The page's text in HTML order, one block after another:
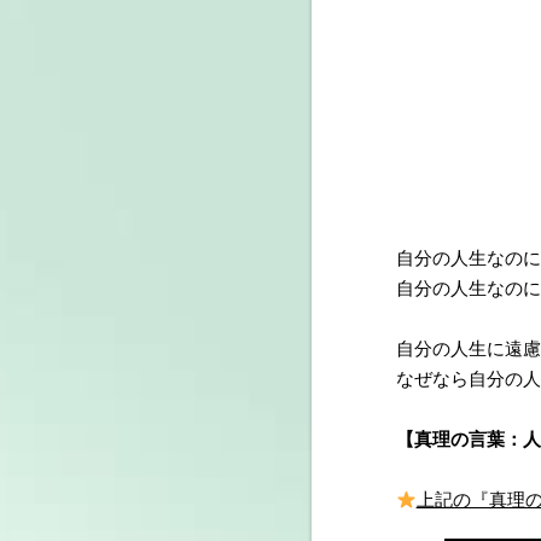
自分の人生なの
自分の人生なの
自分の人生に遠
なぜなら自分の
【真理の言葉：
上記の『真理